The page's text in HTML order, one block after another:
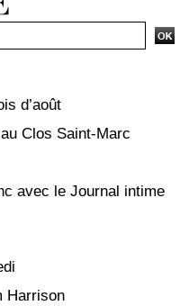
d’août
Clos Saint-Marc
avec le Journal intime
Harrison